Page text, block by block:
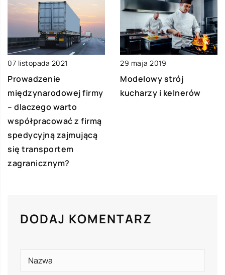
07 listopada 2021
Prowadzenie
międzynarodowej firmy
– dlaczego warto
współpracować z firmą
spedycyjną zajmującą
się transportem
zagranicznym?
29 maja 2019
Modelowy strój
kucharzy i kelnerów
DODAJ KOMENTARZ